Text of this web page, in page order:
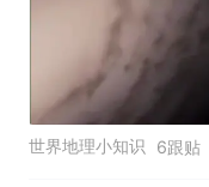
世界地理小知识 6跟贴